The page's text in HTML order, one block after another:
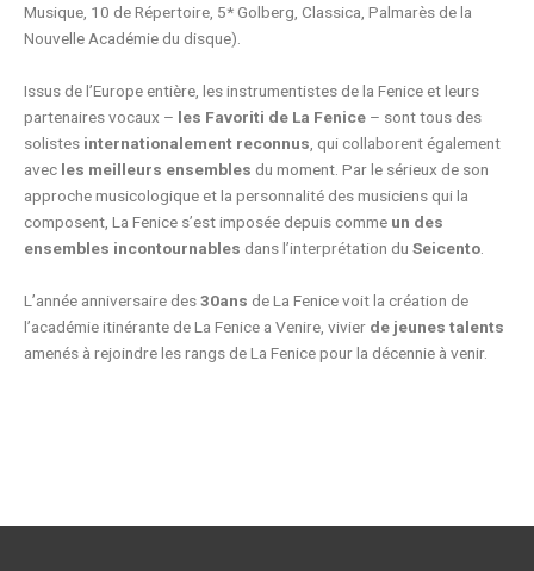
Musique, 10 de Répertoire, 5* Golberg, Classica, Palmarès de la
Nouvelle Académie du disque).
Issus de l’Europe entière, les instrumentistes de la Fenice et leurs
partenaires vocaux – les Favoriti de La Fenice – sont tous des
solistes internationalement reconnus , qui collaborent également
avec les meilleurs ensembles du moment. Par le sérieux de son
approche musicologique et la personnalité des musiciens qui la
composent, La Fenice s’est imposée depuis comme un des
ensembles incontournables dans l’interprétation du Seicento
L’année anniversaire des30ans de La Fenice voit la création de
l’académie itinérante de La Fenice a Venire, vivier de jeunes talents
amenés à rejoindre les rangs de La Fenice pour la décennie à venir.